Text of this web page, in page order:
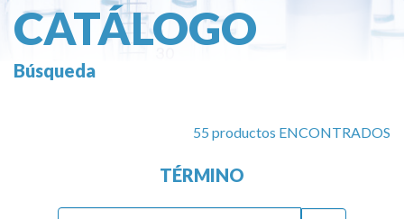
CATÁLOGO
Búsqueda
55 productos ENCONTRADOS
TÉRMINO